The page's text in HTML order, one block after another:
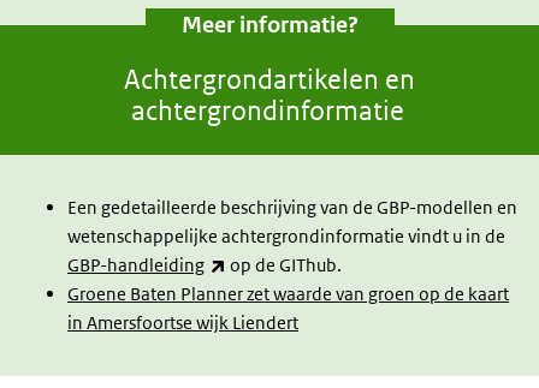
Meer informatie?
Achtergrondartikelen en
achtergrondinformatie
Een gedetailleerde beschrijving van de GBP-modellen en
wetenschappelijke achtergrondinformatie vindt u in de
GBP-handleiding
(link is external)
op de GIThub.
Groene Baten Planner zet waarde van groen op de kaart
in Amersfoortse wijk Liendert